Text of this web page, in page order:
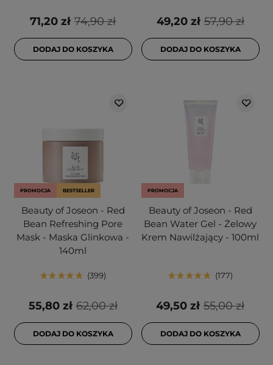
74,90 zł
71,20 zł
DODAJ DO KOSZYKA
57,90 zł
49,20 zł
DODAJ DO KOSZYKA
PROMOCJA BESTSELLER
Beauty of Joseon - Red
Bean Refreshing Pore
Mask - Maska Glinkowa -
140ml
399
62,00 zł
55,80 zł
DODAJ DO KOSZYKA
PROMOCJA
Beauty of Joseon - Red
Bean Water Gel - Żelowy
Krem Nawilżający - 100ml
177
55,00 zł
49,50 zł
DODAJ DO KOSZYKA